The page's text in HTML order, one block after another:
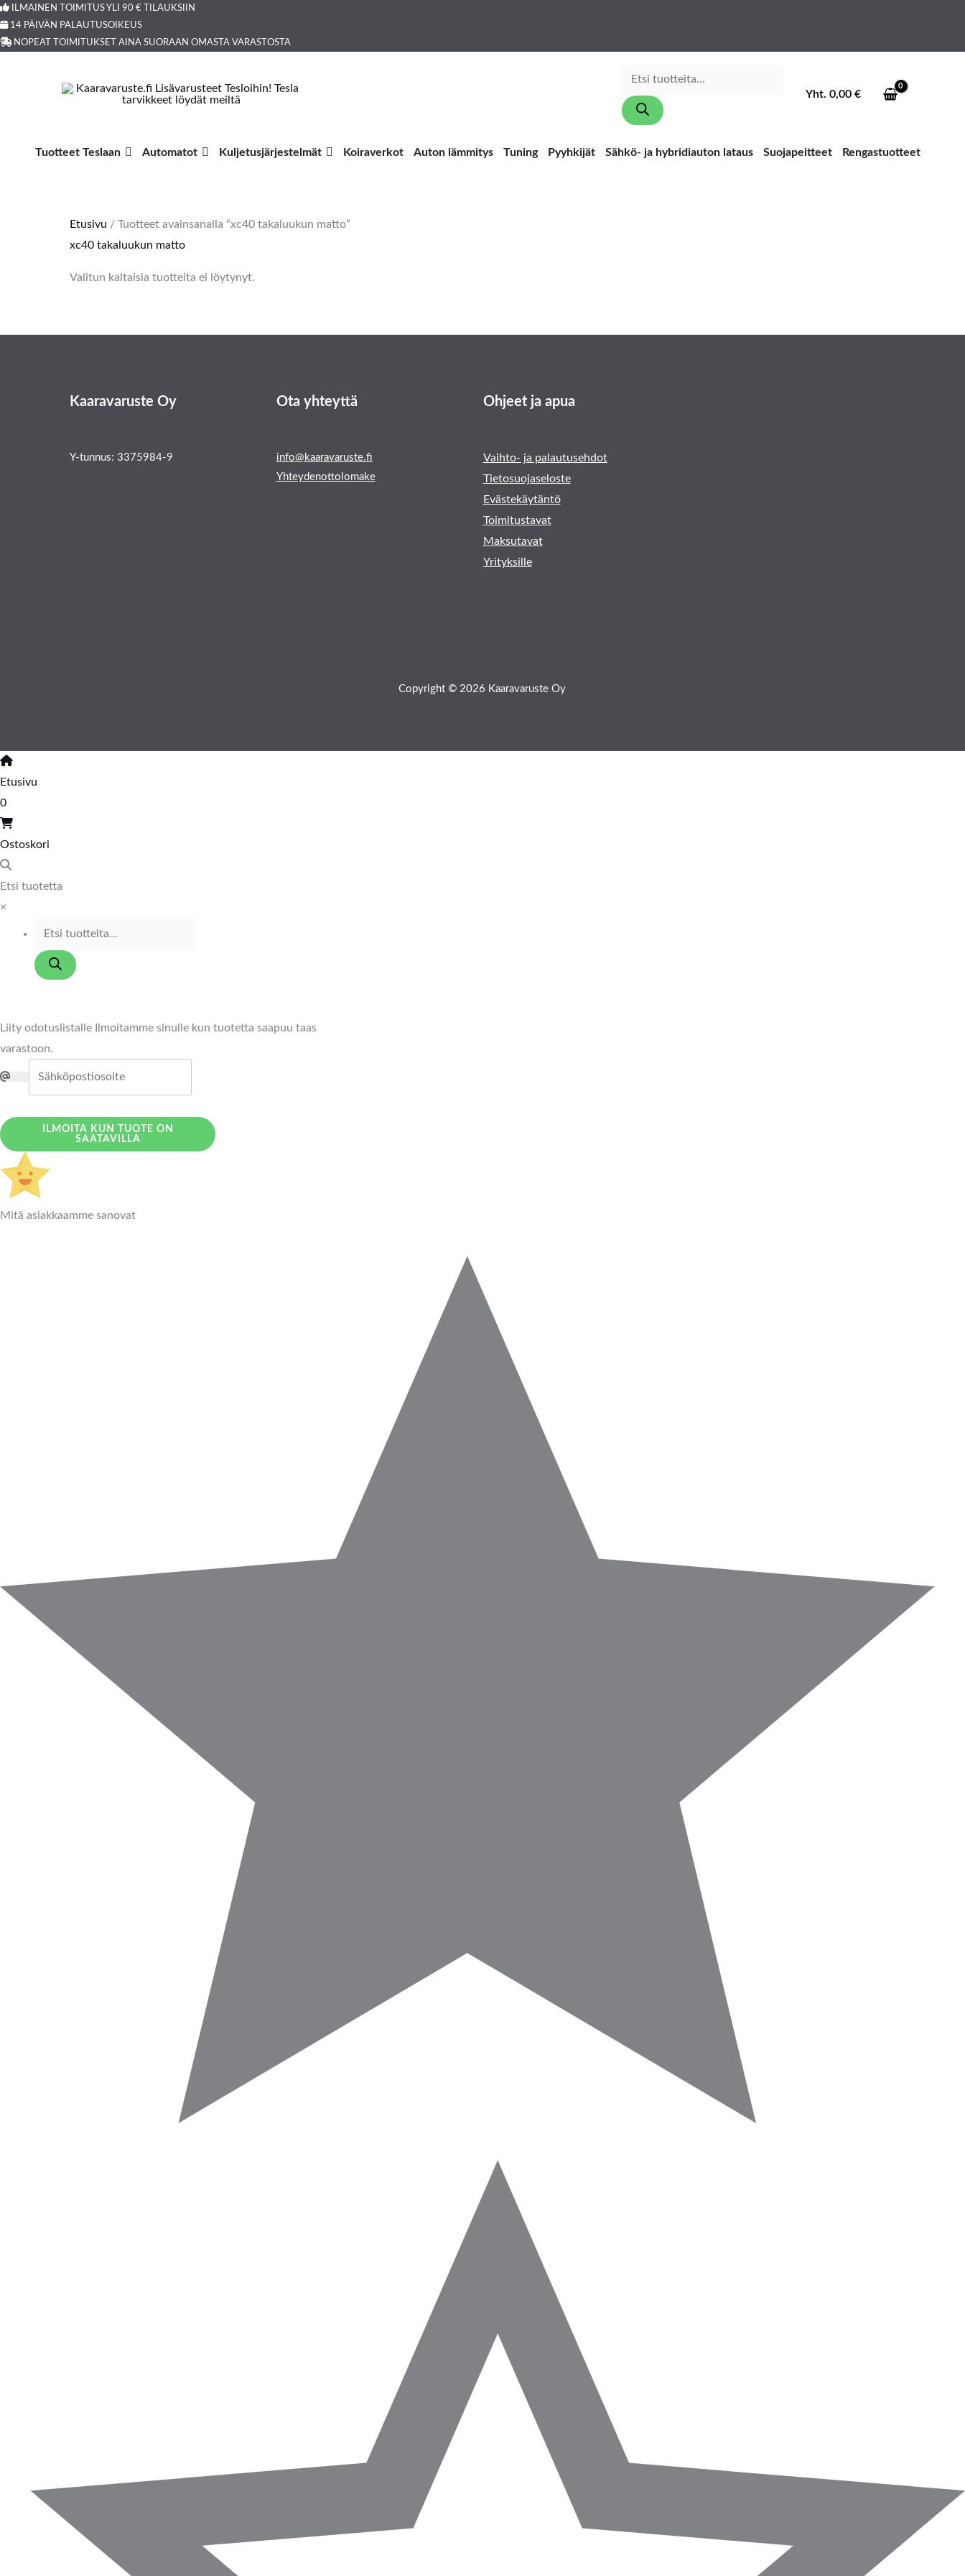
ILMAINEN TOIMITUS YLI 90 € TILAUKSIIN
14 PÄIVÄN PALAUTUSOIKEUS
NOPEAT TOIMITUKSET AINA SUORAAN OMASTA VARASTOSTA
Siirry
sisältöön
Products
search
Yht. 0,00 €
Tuotteet Teslaan Automatot Kuljetusjärjestelmät Koiraverkot Auton lämmitys Tuning Pyyhkijät Sähkö- ja hybridiauton lataus Suojapeitteet Rengastuotteet
Etusivu / Tuotteet avainsanalla “xc40 takaluukun matto”
xc40 takaluukun matto
Valitun kaltaisia tuotteita ei löytynyt.
Kaaravaruste Oy
Y-tunnus: 3375984-9
Ota yhteyttä
info@kaaravaruste.fi
Yhteydenottolomake
Ohjeet ja apua
Vaihto- ja palautusehdot
Tietosuojaseloste
Evästekäytäntö
Toimitustavat
Maksutavat
Yrityksille
Copyright © 2026 Kaaravaruste Oy
Etusivu
0
Ostoskori
Etsi tuotetta
×
Products
search
Liity odotuslistalle
Ilmoitamme sinulle kun tuotetta saapuu taas
varastoon.
ILMOITA KUN TUOTE ON
SAATAVILLA
Mitä asiakkaamme sanovat